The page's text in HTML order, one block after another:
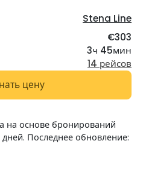
Stena Line
€303
3ч 45мин
14 рейсов
цену
на основе бронирований
Последнее обновление: